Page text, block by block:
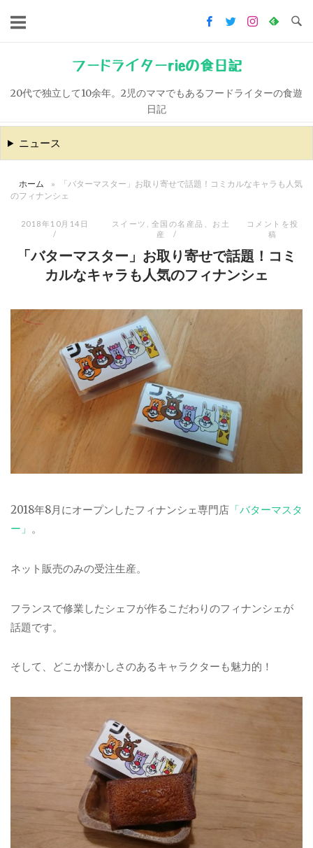
キ
ッ
フードライターrieの食日記
20代で独立して10余年。2児のママでもあるフードライターの食遊
日記
ニュース
ホーム »
「バターマスター」お取り寄せで話題！コミカルなキャラも人気
のフィナンシェ
2018年10月14日 スイーツ
全国の名産品、お土
産
コメントを投
稿
「バターマスター」お取り寄せで話題！コミ
カルなキャラも人気のフィナンシェ
2018年8月にオープンしたフィナンシェ専門店 「バターマスタ
ー」 。
ネット販売のみの受注生産。
フランスで修業したシェフが作るこだわりのフィナンシェが
話題です。
そして、どこか懐かしさのあるキャラクターも魅力的！